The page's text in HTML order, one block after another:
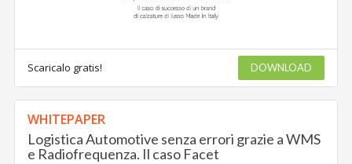
Scaricalo gratis! DOWNLOAD
WHITEPAPER
Logistica Automotive senza errori grazie a WMS
e Radiofrequenza. Il caso Facet